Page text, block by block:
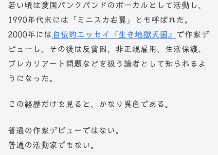
若い頃は愛国パンクバンドのボーカルとして活動し、
1990年代末には「ミニスカ右翼」とも呼ばれた。
2000年には 自伝的エッセイ『生き地獄天国』
で作家デ
ビューし、その後は反貧困、非正規雇用、生活保護、
プレカリアート問題などを扱う論者として知られるよ
うになった。
この経歴だけを見ると、かなり異色である。
普通の作家デビューではない。
普通の活動家でもない。